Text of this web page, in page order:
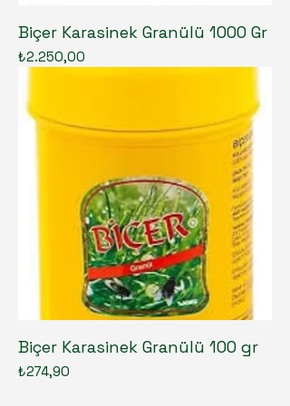
Biçer Karasinek Granülü 1000 Gr
Fiyat
₺2.250,00
Biçer Karasinek Granülü 100 gr
Fiyat
₺274,90